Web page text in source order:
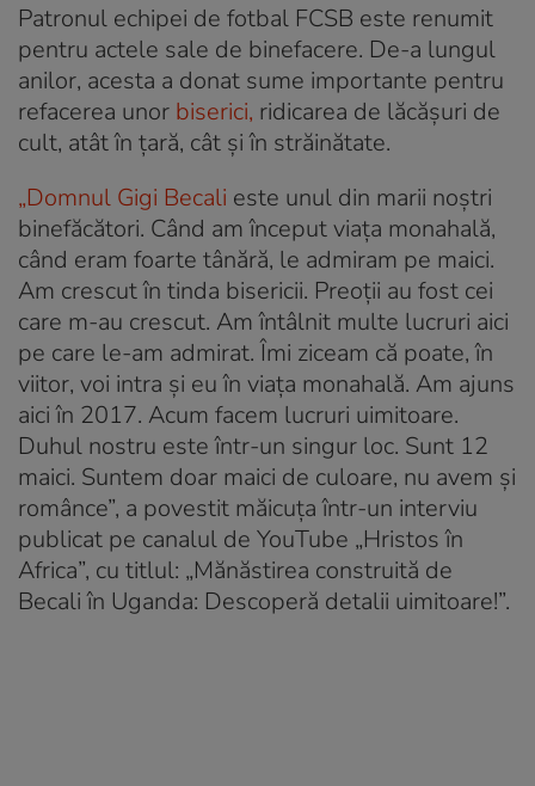
Patronul echipei de fotbal FCSB este renumit
pentru actele sale de binefacere. De-a lungul
anilor, acesta a donat sume importante pentru
refacerea unor biserici, ridicarea de lăcășuri de
cult, atât în țară, cât și în străinătate.
„Domnul Gigi Becali este unul din marii noștri
binefăcători. Când am început viața monahală,
când eram foarte tânără, le admiram pe maici.
Am crescut în tinda bisericii. Preoții au fost cei
care m-au crescut. Am întâlnit multe lucruri aici
pe care le-am admirat. Îmi ziceam că poate, în
viitor, voi intra și eu în viața monahală. Am ajuns
aici în 2017. Acum facem lucruri uimitoare.
Duhul nostru este într-un singur loc. Sunt 12
maici. Suntem doar maici de culoare, nu avem și
românce”, a povestit măicuța într-un interviu
publicat pe canalul de YouTube „Hristos în
Africa”, cu titlul: „Mănăstirea construită de
Becali în Uganda: Descoperă detalii uimitoare!”.